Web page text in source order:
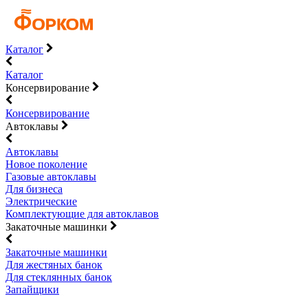
Каталог
Каталог
Консервирование
Консервирование
Автоклавы
Автоклавы
Новое поколение
Газовые автоклавы
Для бизнеса
Электрические
Комплектующие для автоклавов
Закаточные машинки
Закаточные машинки
Для жестяных банок
Для стеклянных банок
Запайщики